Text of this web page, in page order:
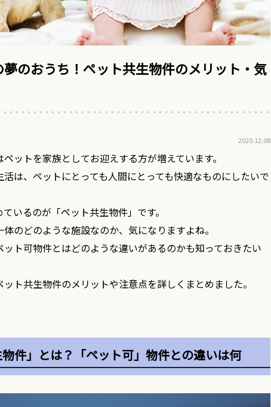
のおうち！ペット共生物件のメリット・気
2020.12.08
ットを家族としてお迎えする方が増えています。
は、ペットにとっても人間にとっても快適なものにしたいで
いるのが「ペット共生物件」です。
のどのような施設なのか、気になりますよね。
ット可物件とはどのような違いがあるのかも知っておきたい
ト共生物件のメリットや注意点を詳しくまとめました。
物件」とは？「ペット可」物件との違いは何